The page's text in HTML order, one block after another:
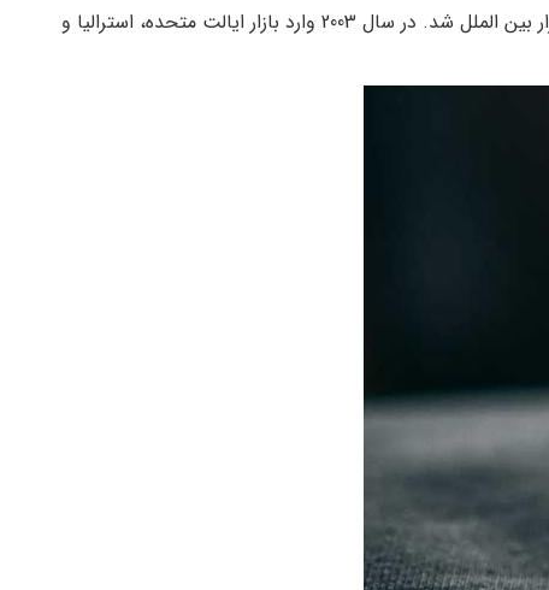
پاندورا به واسطه دستبندهایش بوده است. به حدی که به دلیل تقاضای بالا و رو به رشد برای دستبندها، برند زیورآلات پاندورا وارد بازار بین الملل شد. در سال 2003 وارد بازار ایالت متحده، استرالیا و